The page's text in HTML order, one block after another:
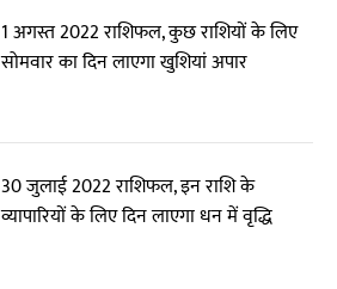
1 अगस्त 2022 राशिफल, कुछ राशियों के लिए
सोमवार का दिन लाएगा खुशियां अपार
30 जुलाई 2022 राशिफल, इन राशि के
व्यापारियों के लिए दिन लाएगा धन में वृद्धि